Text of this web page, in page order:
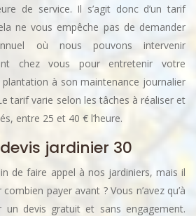
de service. Il s’agit donc d’un tarif
ne vous empêche pas de demander
où nous pouvons intervenir
chez vous pour entretenir votre
plantation à son maintenance journalier
tarif varie selon les tâches à réaliser et
entre 25 et 40 € l’heure.
jardinier 30
de faire appel à nos jardiniers, mais il
payer avant ? Vous n’avez qu’à
un devis gratuit et sans engagement.